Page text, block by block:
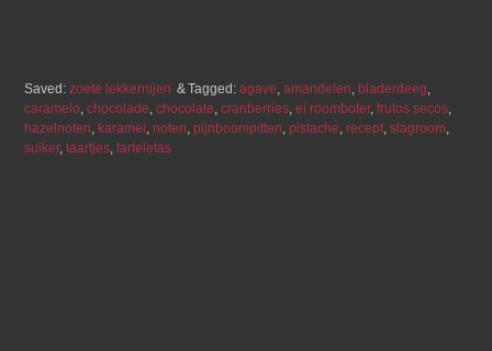
Saved:zoete lekkernijen Tagged:agave ,amandelen bladerdeeg
caramelo ,chocolade ,chocolate ,cranberries ,ei roomboter,frutos secos
hazelnoten
karamel noten ,pijnboompitten ,pistache ,recept ,slagroom
suiker,taartjes ,tarteletas